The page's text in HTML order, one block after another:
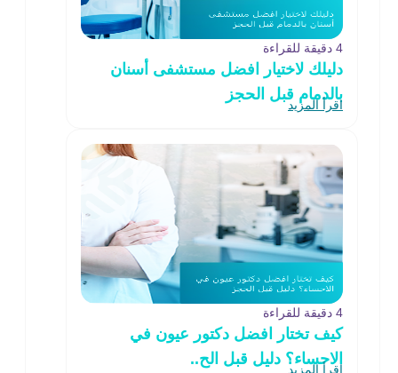
4 دقيقة للقراءة
دليلك لاختيار افضل مستشفى أسنان
بالدمام قبل الحجز
اقرأ المزيد
4 دقيقة للقراءة
كيف تختار افضل دكتور عيون في
الاحساء؟ دليل قبل الح..
اقرأ المزيد